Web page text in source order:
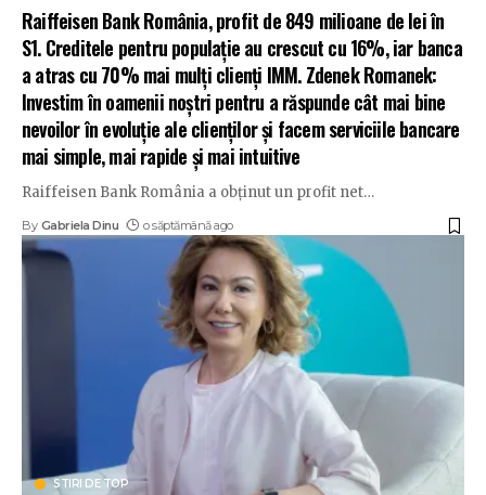
Raiffeisen Bank România, profit de 849 milioane de lei în
S1. Creditele pentru populație au crescut cu 16%, iar banca
a atras cu 70% mai mulți clienți IMM. Zdenek Romanek:
Investim în oamenii noștri pentru a răspunde cât mai bine
nevoilor în evoluție ale clienților și facem serviciile bancare
mai simple, mai rapide și mai intuitive
Raiffeisen Bank România a obținut un profit net…
By Gabriela Dinu o săptămână ago
STIRI DE TOP